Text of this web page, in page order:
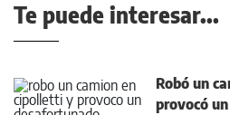
Te puede interesar...
Robó un
provocó